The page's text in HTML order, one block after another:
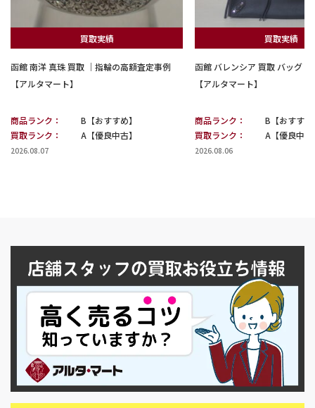
買取実績
函館 南洋 真珠 買取 ｜指輪の高額査定事例
【アルタマート】
商品ランク：
B【おすすめ】
買取ランク：
A【優良中古】
2026.08.07
買取実績
函館 バレンシア 買取 バッグ｜
【アルタマート】
商品ランク：
B【おすすめ
買取ランク：
A【優良中古
2026.08.06